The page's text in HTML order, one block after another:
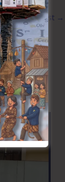
Next Post →